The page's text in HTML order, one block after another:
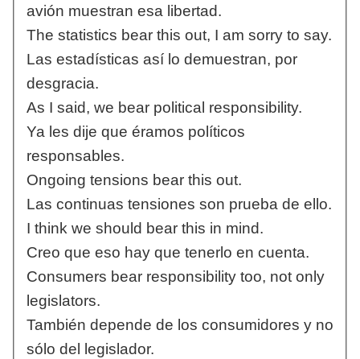
avión muestran esa libertad.
The statistics bear this out, I am sorry to say.
Las estadísticas así lo demuestran, por
desgracia.
As I said, we bear political responsibility.
Ya les dije que éramos políticos
responsables.
Ongoing tensions bear this out.
Las continuas tensiones son prueba de ello.
I think we should bear this in mind.
Creo que eso hay que tenerlo en cuenta.
Consumers bear responsibility too, not only
legislators.
También depende de los consumidores y no
sólo del legislador.